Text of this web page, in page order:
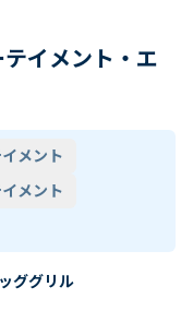
イメント・エ
メント
メント
ググリル